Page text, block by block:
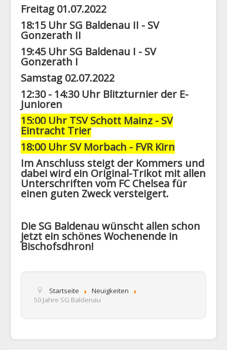
Neuigkeiten
Datenschutz
Impressum
Freitag 01.07.2022
18:15 Uhr SG Baldenau II - SV
Gonzerath II
19:45 Uhr SG Baldenau I - SV
Gonzerath I
Samstag 02.07.2022
12:30 - 14:30 Uhr Blitzturnier der E-
Junioren
15:00 Uhr TSV Schott Mainz - SV
Eintracht Trier
18:00 Uhr SV Morbach - FVR Kirn
Im Anschluss steigt der Kommers und
dabei wird ein Original-Trikot mit allen
Unterschriften vom FC Chelsea für
einen guten Zweck versteigert.
Die SG Baldenau wünscht allen schon
jetzt ein schönes Wochenende in
Bischofsdhron!
Startseite
Neuigkeiten
50 Jahre SG Baldenau